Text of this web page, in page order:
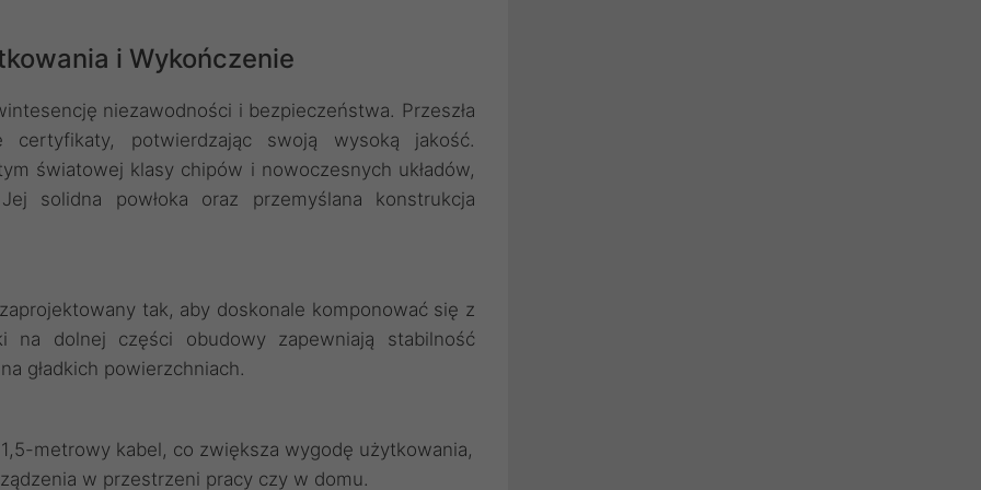
i Wykończenie
niezawodności i bezpieczeństwa. Przeszła
potwierdzając swoją wysoką jakość.
światowej klasy chipów i nowoczesnych układów,
solidna powłoka oraz przemyślana konstrukcja
tak, aby doskonale komponować się z
na dolnej części obudowy zapewniają stabilność
gładkich powierzchniach.
metrowy kabel, co zwiększa wygodę użytkowania,
w przestrzeni pracy czy w domu.